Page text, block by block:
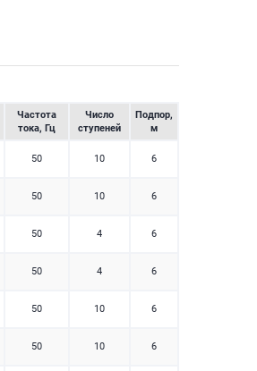
Частота
тока, Гц
Число
ступеней
Подпор,
м
50 10 6
50 10 6
50 4 6
50 4 6
50 10 6
50 10 6